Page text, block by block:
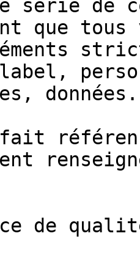
série de
que tous
de